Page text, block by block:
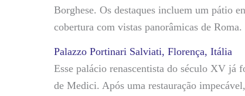
Borghese. Os destaques incluem um pátio
cobertura com vistas panorâmicas de Roma.
Palazzo Portinari Salviati, Florença, Itália
Esse palácio renascentista do século XV já
de Medici. Após uma restauração